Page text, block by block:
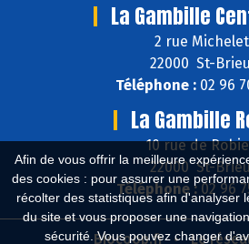
Afin de vous offrir la meilleure
des cookies : pour assurer une
récolter des statistiques afin d'analyser
du site et vous proposer une
sécurité. Vous pouvez changer
La Gambille
2 rue Michelet
22000 St-
Téléphone :02 96
La Gambille
10 rue de
22000 St-
Téléphone : 02 96
Biocoop.fr Le